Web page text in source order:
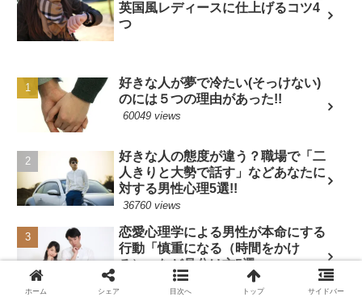
英国風レディースに仕上げるコツ4
つ
好きな人が夢で冷たい(そっけない)
のには５つの理由があった!!
60049 views
好きな人の態度が違う？職場で「二
人きりと大勢で話す」などあなたに
対する男性心理5選!!
36760 views
恋愛心理学による男性が本命にする
行動「慎重になる（時間をかけ
る）」など見分け方5選
33153 views
ホーム シェア 目次へ トップ サイドバー